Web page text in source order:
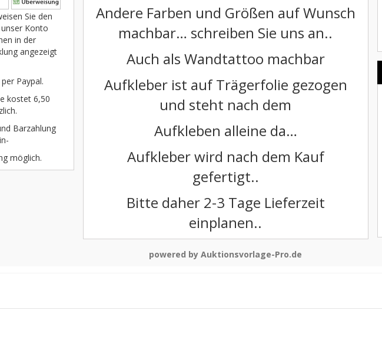
Andere Farben und Größen auf Wunsch
machbar… schreiben Sie uns an..
Auch als Wandtattoo machbar
Aufkleber ist auf Trägerfolie gezogen
und steht nach dem
Aufkleben alleine da…
Aufkleber wird nach dem Kauf
gefertigt..
Bitte daher 2-3 Tage Lieferzeit
einplanen..
Sie den
Konto
in der
angezeigt
Paypal.
kostet 6,50
Barzahlung
möglich.
powered by Auktionsvorlage-Pro.de